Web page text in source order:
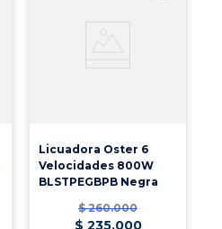
Licuadora Oster 6
Velocidades 800W
BLSTPEGBPB Negra
$ 260.000
$ 235.000